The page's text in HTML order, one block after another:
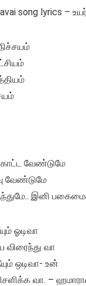
song lyrics –
காட்ட வேண்டுமே
வேண்டுமே
இனி
ஓடிவா
வா
ஒடிவா- உன்
வா. –